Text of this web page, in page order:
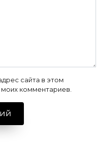
сайта в этом
комментариев.